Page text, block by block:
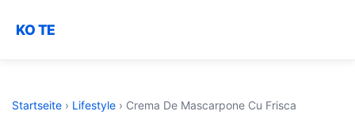
KO TE
Startseite › Lifestyle › Crema De Mascarpone Cu Frisca